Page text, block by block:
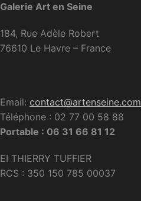
Galerie Art en Seine
184, Rue Adèle Robert
76610 Le Havre – France
Email: contact@artenseine.com
Téléphone : 02 77 00 58 88
Portable : 06 31 66 81 12
EI THIERRY TUFFIER
RCS : 350 150 785 00037